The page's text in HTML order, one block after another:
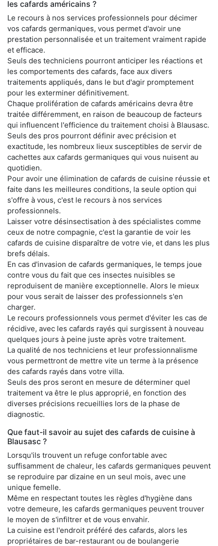
les cafards américains ?
Le recours à nos services professionnels pour décimer
vos cafards germaniques, vous permet d'avoir une
prestation personnalisée et un traitement vraiment rapide
et efficace.
Seuls des techniciens pourront anticiper les réactions et
les comportements des cafards, face aux divers
traitements appliqués, dans le but d'agir promptement
pour les exterminer définitivement.
Chaque prolifération de cafards américains devra être
traitée différemment, en raison de beaucoup de facteurs
qui influencent l'efficience du traitement choisi à Blausasc.
Seuls des pros pourront définir avec précision et
exactitude, les nombreux lieux susceptibles de servir de
cachettes aux cafards germaniques qui vous nuisent au
quotidien.
Pour avoir une élimination de cafards de cuisine réussie et
faite dans les meilleures conditions, la seule option qui
s'offre à vous, c'est le recours à nos services
professionnels.
Laisser votre désinsectisation à des spécialistes comme
ceux de notre compagnie, c'est la garantie de voir les
cafards de cuisine disparaître de votre vie, et dans les plus
brefs délais.
En cas d'invasion de cafards germaniques, le temps joue
contre vous du fait que ces insectes nuisibles se
reproduisent de manière exceptionnelle. Alors le mieux
pour vous serait de laisser des professionnels s'en
charger.
Le recours professionnels vous permet d'éviter les cas de
récidive, avec les cafards rayés qui surgissent à nouveau
quelques jours à peine juste après votre traitement.
La qualité de nos techniciens et leur professionnalisme
vous permettront de mettre vite un terme à la présence
des cafards rayés dans votre villa.
Seuls des pros seront en mesure de déterminer quel
traitement va être le plus approprié, en fonction des
diverses précisions recueillies lors de la phase de
diagnostic.
Que faut-il savoir au sujet des cafards de cuisine à
Blausasc ?
Lorsqu'ils trouvent un refuge confortable avec
suffisamment de chaleur, les cafards germaniques peuvent
se reproduire par dizaine en un seul mois, avec une
unique femelle.
Même en respectant toutes les règles d'hygiène dans
votre demeure, les cafards germaniques peuvent trouver
le moyen de s'infiltrer et de vous envahir.
La cuisine est l'endroit préféré des cafards, alors les
propriétaires de bar-restaurant ou de boulangerie